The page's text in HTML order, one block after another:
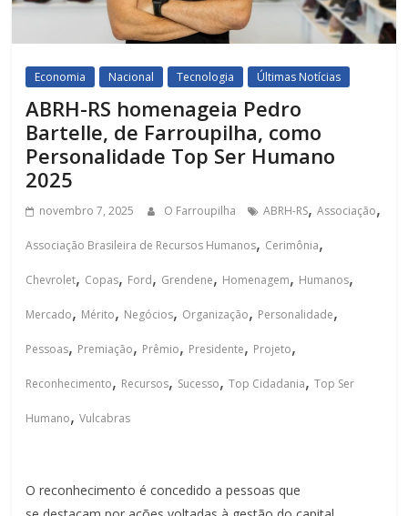
Economia Nacional Tecnologia Últimas Notícias
ABRH-RS homenageia Pedro
Bartelle, de Farroupilha, como
Personalidade Top Ser Humano
2025
novembro 7, 2025 O Farroupilha ABRH-RS,Associação,
Associação Brasileira de Recursos Humanos, Cerimônia,
Chevrolet, Copas, Ford, Grendene, Homenagem, Humanos,
Mercado, Mérito, Negócios, Organização, Personalidade,
Pessoas, Premiação, Prêmio, Presidente, Projeto,
Reconhecimento, Recursos, Sucesso,Top Cidadania,Top Ser
Humano,Vulcabras
O reconhecimento é concedido a pessoas que